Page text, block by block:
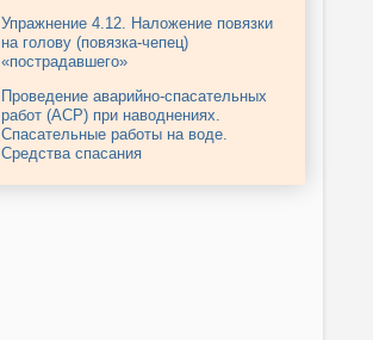
Упражнение 4.12. Наложение повязки
на голову (повязка-чепец)
«пострадавшего»
Проведение аварийно-спасательных
работ (АСР) при наводнениях.
Спасательные работы на воде.
Средства спасания